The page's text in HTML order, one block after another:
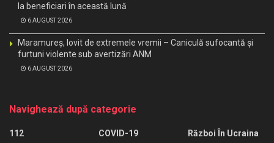
la beneficiari în această lună
6 AUGUST 2026
Maramureș, lovit de extremele vremii – Caniculă sufocantă și
furtuni violente sub avertizări ANM
6 AUGUST 2026
Navighează după categorie
112
COVID-19
Război În Ucraina